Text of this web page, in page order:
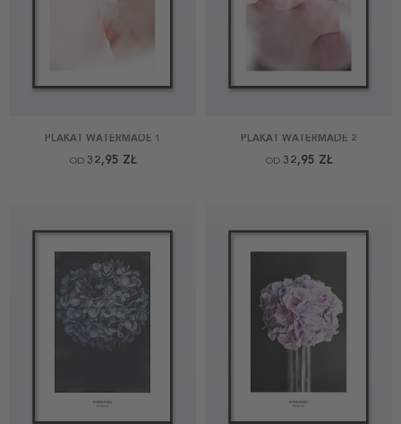
PLAKAT WATERMADE 1
OD 32,95 ZŁ
PLAKAT WATERMADE 2
OD 32,95 ZŁ